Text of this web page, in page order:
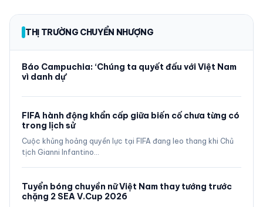
THỊ TRƯỜNG CHUYỂN NHƯỢNG
Báo Campuchia: ‘Chúng ta quyết đấu với Việt Nam
vì danh dự’
FIFA hành động khẩn cấp giữa biến cố chưa từng có
trong lịch sử
Cuộc khủng hoảng quyền lực tại FIFA đang leo thang khi Chủ
tịch Gianni Infantino…
Tuyển bóng chuyền nữ Việt Nam thay tướng trước
chặng 2 SEA V.Cup 2026